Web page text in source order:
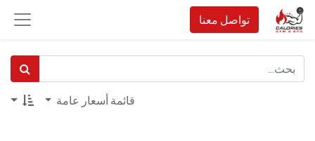
تواصل معنا
قائمة أسعار عامة